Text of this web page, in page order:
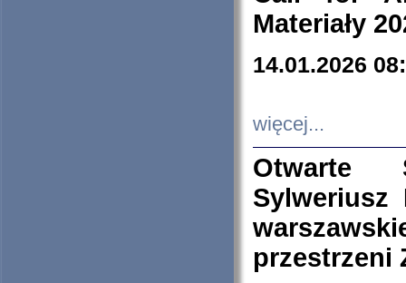
Materiały
14.01.2026
więcej...
Otwarte
Sylweriusz
przestrzeni